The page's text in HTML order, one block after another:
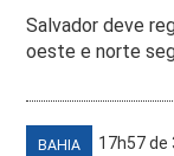
Salvador deve
oeste e norte
BAHIA 17h57